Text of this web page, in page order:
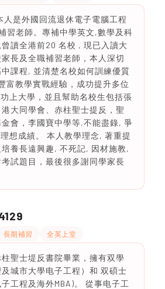
人是外國回流退休電子電腦工程
習老師。專補中學英文,數學及科
讀全港前20 名校 , 現已入讀大
長及全職補習老師，本人深切
課程, 並清楚名校如何訓練優質
富教學實戰經驗，成功提升多位
上大學，並且幫助名校生包括張
大同學會、赤柱聖士提反，聖
會，李國寶中學等,不能盡錄, 爭
想成績。 本人教學理念, 著重提
養長遠興趣, 不死記, 因材施教,
試題目，最後很多謝同學家長
長期補習 全英上堂
聖士堤反書院畢業，擁有双學
城市大學电子工程）和 双碩士
子工程及海外MBA)。 從事电子工